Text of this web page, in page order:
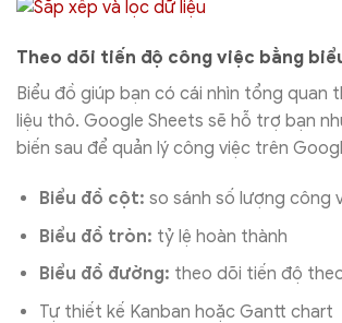
Theo dõi tiến độ công việc bằng
Biểu đồ giúp bạn có cái nhìn tổng quan
liệu thô. Google Sheets sẽ hỗ trợ bạn
biến sau để quản lý công việc trên
Biểu đồ cột: so sánh số lượng công
Biểu đồ tròn: tỷ lệ hoàn thành
Biểu đồ đường: theo dõi tiến độ
Tự thiết kế Kanban hoặc Gantt chart